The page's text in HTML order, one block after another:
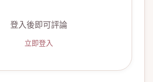
登入後即可評論
立即登入